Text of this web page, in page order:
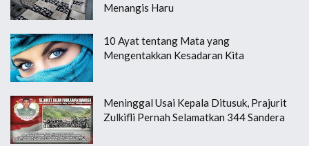
Menangis Haru
10 Ayat tentang Mata yang
Mengentakkan Kesadaran Kita
Meninggal Usai Kepala Ditusuk, Prajurit
Zulkifli Pernah Selamatkan 344 Sandera